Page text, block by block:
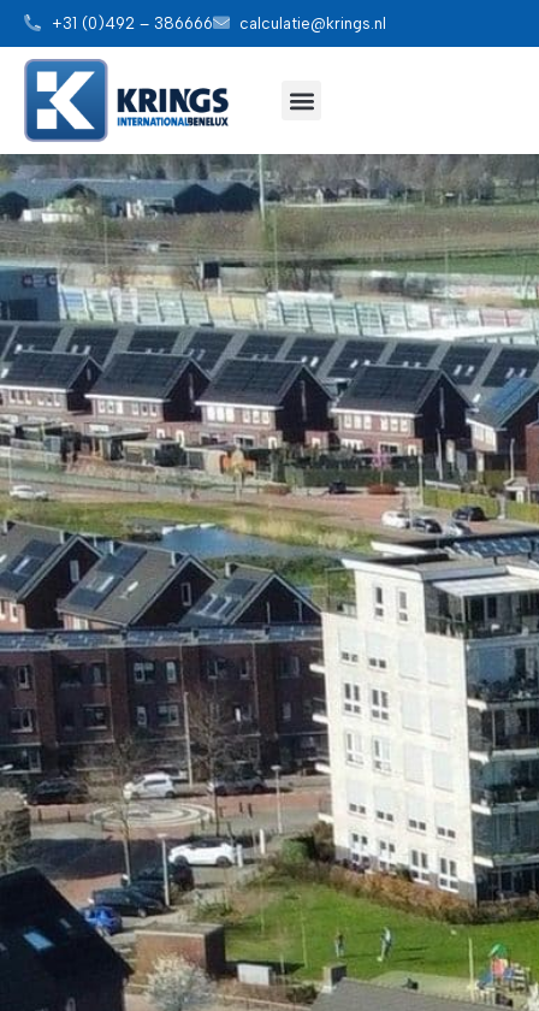
+31 (0)492 – 386666 calculatie@krings.nl